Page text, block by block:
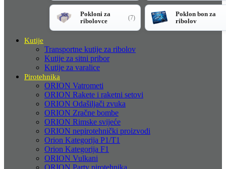
Pokloni za
ribolovce
(7)
Poklon bon za
ribolov
Kutije
Transportne kutije za ribolov
Kutije za sitni pribor
Kutije za varalice
Pirotehnika
ORION Vatrometi
ORION Rakete i raketni setovi
ORION Odašiljači zvuka
ORION Zračne bombe
ORION Rimske svijeće
ORION nepirotehnički proizvodi
Orion Kategorija P1/T1
Orion Kategorija F1
ORION Vulkani
ORION Party pirotehnika